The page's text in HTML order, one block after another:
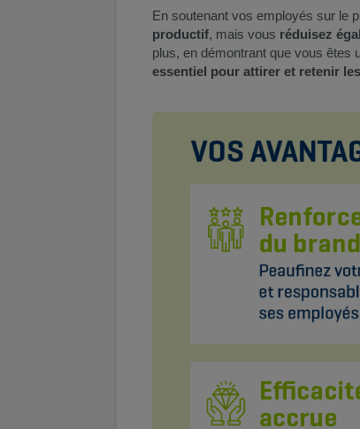
En soutenant vos employés sur le
productif, mais vous réduisez
plus, en démontrant que vous êtes
essentiel pour attirer et retenir